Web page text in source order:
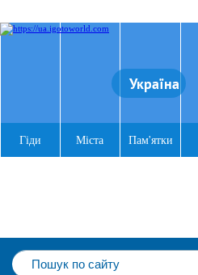
Україна
Гіди Міста Пам'ятки